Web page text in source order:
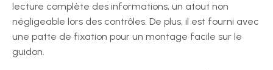
lecture complète des informations, un atout non
négligeable lors des contrôles. De plus, il est fourni avec
une patte de fixation pour un montage facile sur le
guidon.